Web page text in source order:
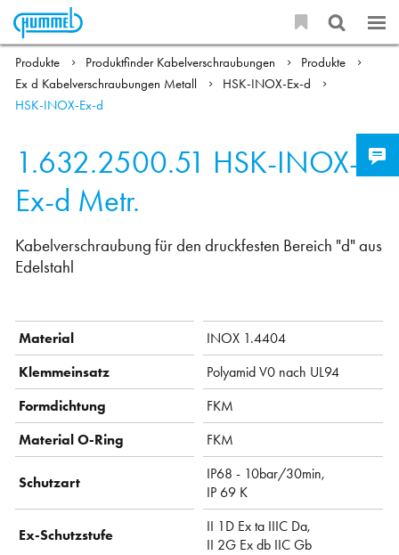
Produkte Produktfinder Kabelverschraubungen
Produkte
Ex d Kabelverschraubungen Metall
HSK-INOX-Ex-d
HSK-INOX-Ex-d
1.632.2500.51 HSK-INOX-
Ex-d Metr.
Kabelverschraubung für den druckfesten Bereich "d" aus
Edelstahl
Material
INOX 1.4404
Klemmeinsatz
Polyamid V0 nach UL94
Formdichtung
FKM
Material O-Ring
FKM
Schutzart
IP68 - 10bar/30min,
IP 69 K
Ex-Schutzstufe
II 1D Ex ta IIIC Da,
II 2G Ex db IIC Gb